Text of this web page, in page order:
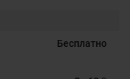
Бесплатно